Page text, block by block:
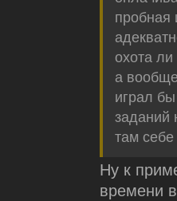
пробная
охота ли
а
играл
заданий
там
Ну к
времени